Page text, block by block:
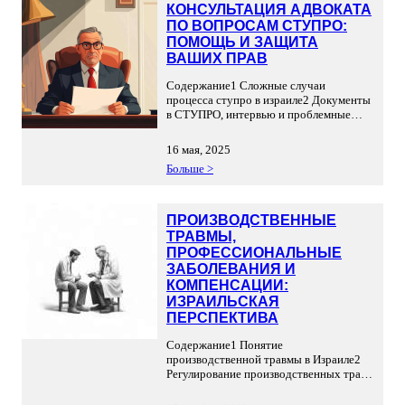
КОНСУЛЬТАЦИЯ АДВОКАТА
ПО ВОПРОСАМ СТУПРО:
ПОМОЩЬ И ЗАЩИТА
ВАШИХ ПРАВ
Содержание1 Сложные случаи
процесса ступро в израиле2 Документы
в СТУПРО, интервью и проблемные
иностранца в Израиле2.2 Прохождение
СтуПро с другим человеком в
прошлом2.3 Депортация из Израиля в
супругов2.6 «Проблемное» семейное
положение и свежие браки/разводы2.7
Текущее уголовное преследование2.8
Израильтянин, получивший
гражданство […]
16 мая, 2025
Больше >
ПРОИЗВОДСТВЕННЫЕ
ТРАВМЫ,
ПРОФЕССИОНАЛЬНЫЕ
ЗАБОЛЕВАНИЯ И
КОМПЕНСАЦИИ:
ИЗРАИЛЬСКАЯ
ПЕРСПЕКТИВА
Содержание1 Понятие
производственной травмы в Израиле2
Регулирование производственных травм